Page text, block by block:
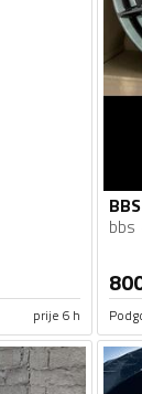
prije 6 h
bbs